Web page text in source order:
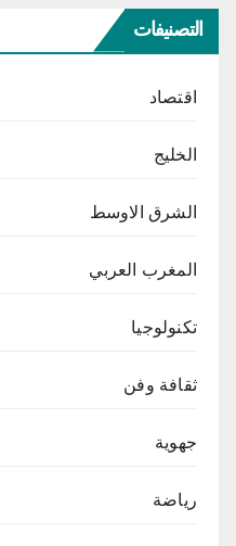
التصنيفات
اقتصاد
الخليج
الشرق الاوسط
المغرب العربي
تكنولوجيا
ثقافة وفن
جهوية
رياضة